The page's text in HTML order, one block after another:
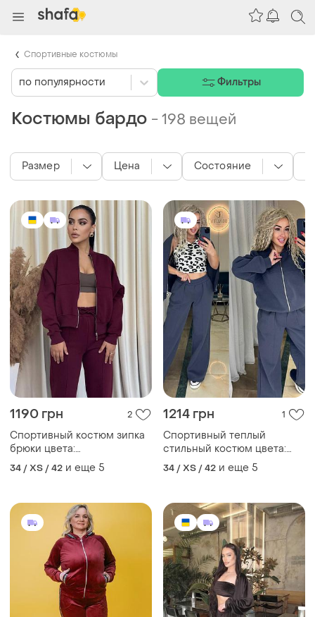
Костюмы бардо -198 вещей
1190 грн 2
Спортивный костюм зипка
брюки цвета:
черный,графит, шоколад,
бардо
34 / XS / 42 и еще 5
1214 грн 1
Спортивный теплый
стильный костюм цвета:
черный, беж, серый
меланж, графит, шоколад,
34 / XS / 42 и еще 5
Размер Цена Состояние
по популярности Фильтры
Спортивные костюмы